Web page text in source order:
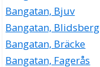
Bangatan, Bjuv
Bangatan, Blidsberg
Bangatan, Bräcke
Bangatan, Fagerås